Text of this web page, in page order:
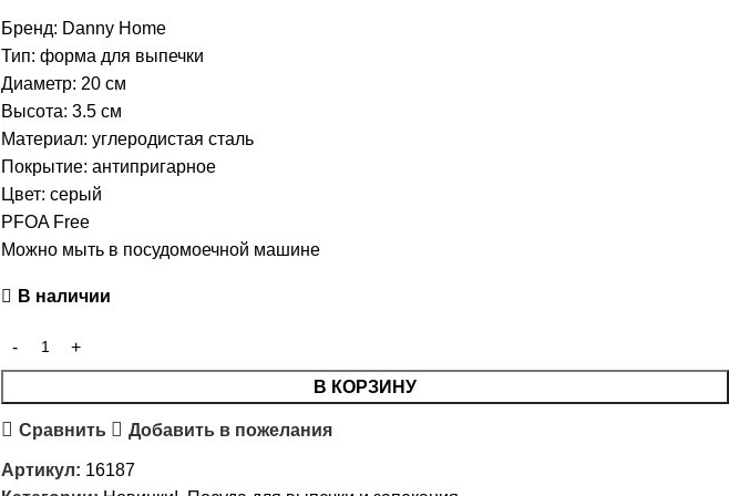
Бренд: Danny Home
Тип: форма для выпечки
Диаметр: 20 см
Высота: 3.5 см
Материал: углеродистая сталь
Покрытие: антипригарное
Цвет: серый
PFOA Free
Можно мыть в посудомоечной машине
В наличии
В КОРЗИНУ
Сравнить Добавить в пожелания
Артикул: 16187